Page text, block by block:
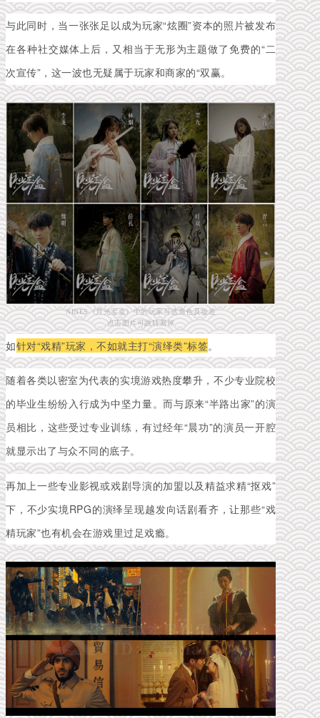
与此同时，当一张张足以成为玩家“炫圈”资本的照片被发布
在各种社交媒体上后，又相当于无形为主题做了免费的“二
次宣传”，这一波也无疑属于玩家和商家的“双赢。
NINES《月光宝盒》中的玩家可选角色及妆造
点击图片可跳转测评
如针对“戏精”玩家，不如就主打“演绎类”标签。
随着各类以密室为代表的实境游戏热度攀升，不少专业院校
的毕业生纷纷入行成为中坚力量。而与原来“半路出家”的演
员相比，这些受过专业训练，有过经年“晨功”的演员一开腔
就显示出了与众不同的底子。
再加上一些专业影视或戏剧导演的加盟以及精益求精“抠戏”
下，不少实境RPG的演绎呈现越发向话剧看齐，让那些“戏
精玩家”也有机会在游戏里过足戏瘾。